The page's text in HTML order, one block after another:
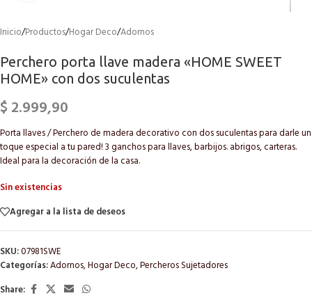
Inicio/Productos/Hogar Deco/Adornos
Perchero porta llave madera «HOME SWEET
HOME» con dos suculentas
$ 2.999,90
Porta llaves / Perchero de madera decorativo con dos suculentas para darle un
toque especial a tu pared! 3 ganchos para llaves, barbijos. abrigos, carteras.
Ideal para la decoración de la casa.
Sin existencias
Agregar a la lista de deseos
SKU:07981SWE
Categorías:Adornos,Hogar Deco,Percheros Sujetadores
Share: